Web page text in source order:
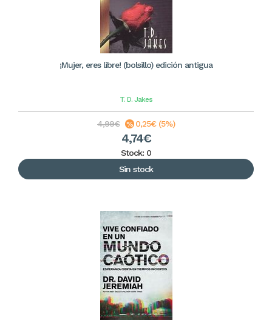
¡Mujer, eres libre! (bolsillo) edición antigua
T. D. Jakes
4,99€ 0,25€ (5%)
4,74€
Stock: 0
Sin stock